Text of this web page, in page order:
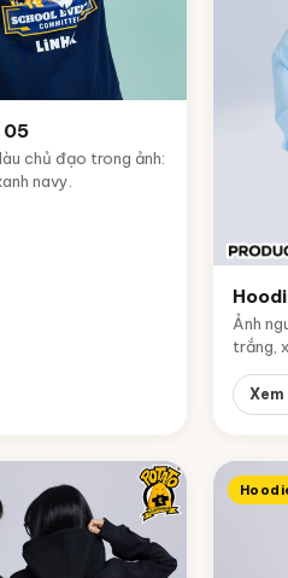
05
chủ đạo trong ảnh:
navy.
Ảnh
trắng,
Xem